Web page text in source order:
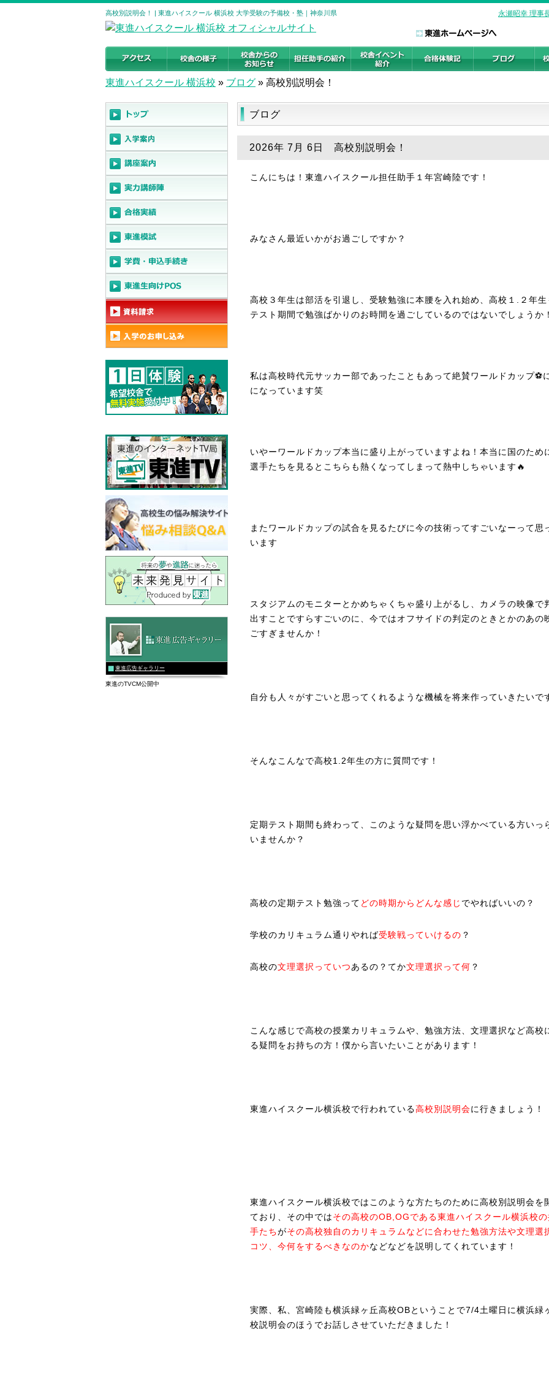
高校別説明会！ | 東進ハイスクール 横浜校 大学受験の予備校・塾｜神奈川県 永瀬昭幸 理事
東進ハイスクール 横浜校 » ブログ » 高校別説明会！
ブログ
2026年 7月 6日 高校別説明会！
こんにちは！東進ハイスクール担任助手１年宮崎陸です！
みなさん最近いかがお過ごしですか？
高校３年生は部活を引退し、受験勉強に本腰を入れ始め、高校１.２年生
テスト期間で勉強ばかりのお時間を過ごしているのではないでしょうか
私は高校時代元サッカー部であったこともあって絶賛ワールドカップ⚽
になっています笑
いやーワールドカップ本当に盛り上がっていますよね！本当に国のため
選手たちを見るとこちらも熱くなってしまって熱中しちゃいます🔥
またワールドカップの試合を見るたびに今の技術ってすごいなーって思
います
スタジアムのモニターとかめちゃくちゃ盛り上がるし、カメラの映像で
出すことですらすごいのに、今ではオフサイドの判定のときとかのあの
ごすぎませんか！
自分も人々がすごいと思ってくれるような機械を将来作っていきたいで
そんなこんなで高校1.2年生の方に質問です！
定期テスト期間も終わって、このような疑問を思い浮かべている方いっ
いませんか？
高校の定期テスト勉強って どの時期からどんな感じ でやればいいの？
学校のカリキュラム通りやれば受験戦っていけるの ？
高校の文理選択っていつあるの？てか文理選択って何 ？
こんな感じで高校の授業カリキュラムや、勉強方法、文理選択など高校
る疑問をお持ちの方！僕から言いたいことがあります！
東進ハイスクール横浜校で行われている高校別説明会に行きましょう！
東進ハイスクール横浜校ではこのような方たちのために高校別説明会を
ており、その中ではその高校のOB,OGである東進ハイスクール横浜校の
手たちがその高校独自のカリキュラムなどに合わせた勉強方法や文理選
コツ、今何をするべきなのかなどなどを説明してくれています！
実際、私、宮崎陸も横浜緑ヶ丘高校OBということで7/4土曜日に横浜緑
校説明会のほうでお話しさせていただきました！
東進広告ギャラリー
東進のTVCM公開中